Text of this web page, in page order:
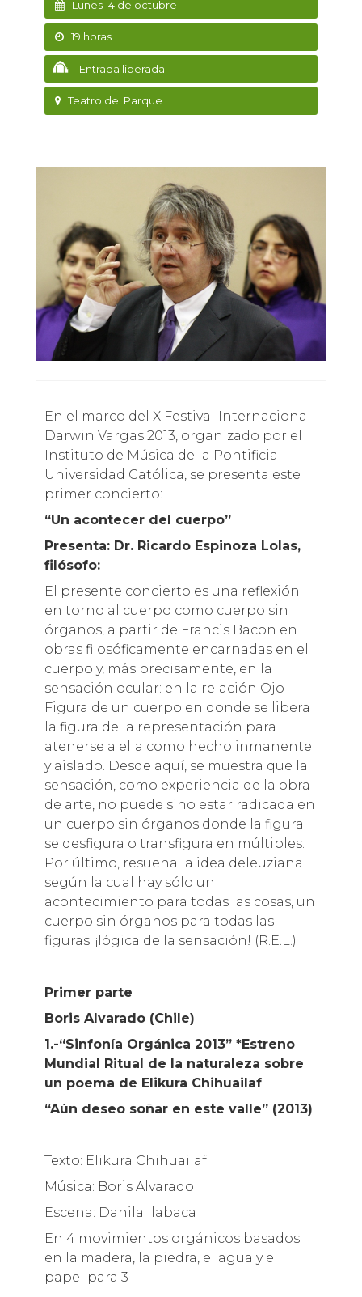
Lunes 14 de octubre
19 horas
Entrada liberada
Teatro del Parque
En el marco del X Festival Internacional
Darwin Vargas 2013, organizado por el
Instituto de Música de la Pontificia
Universidad Católica, se presenta este
primer concierto:
“Un acontecer del cuerpo”
Presenta: Dr. Ricardo Espinoza Lolas,
filósofo:
El presente concierto es una reflexión
en torno al cuerpo como cuerpo sin
órganos, a partir de Francis Bacon en
obras filosóficamente encarnadas en el
cuerpo y, más precisamente, en la
sensación ocular: en la relación Ojo-
Figura de un cuerpo en donde se libera
la figura de la representación para
atenerse a ella como hecho inmanente
y aislado. Desde aquí, se muestra que la
sensación, como experiencia de la obra
de arte, no puede sino estar radicada en
un cuerpo sin órganos donde la figura
se desfigura o transfigura en múltiples.
Por último, resuena la idea deleuziana
según la cual hay sólo un
acontecimiento para todas las cosas, un
cuerpo sin órganos para todas las
figuras: ¡lógica de la sensación! (R.E.L.)
Primer parte
Boris Alvarado (Chile)
1.-“Sinfonía Orgánica 2013” *Estreno
Mundial Ritual de la naturaleza sobre
un poema de Elikura Chihuailaf
“Aún deseo soñar en este valle” (2013)
Texto: Elikura Chihuailaf
Música: Boris Alvarado
Escena: Danila Ilabaca
En 4 movimientos orgánicos basados
en la madera, la piedra, el agua y el
papel para 3